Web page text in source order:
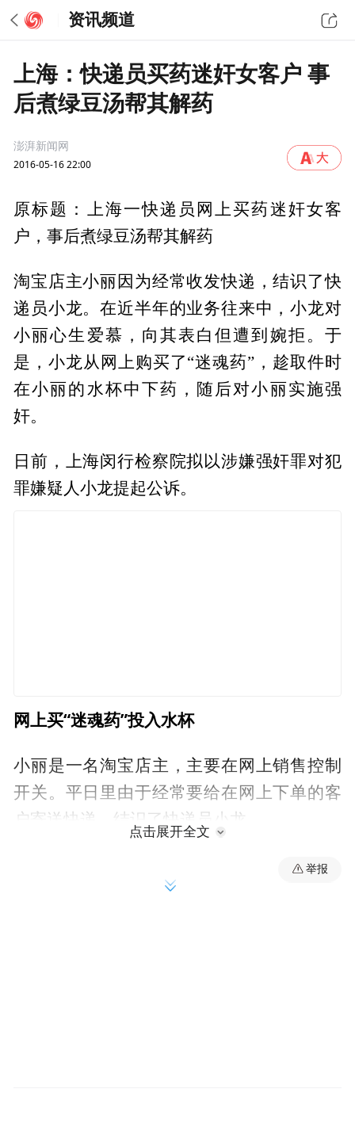
资讯频道
上海：快递员买药迷奸女客户 事
后煮绿豆汤帮其解药
澎湃新闻网
2016-05-16 22:00
原标题：上海一快递员网上买药迷奸女客
户，事后煮绿豆汤帮其解药
淘宝店主小丽因为经常收发快递，结识了快
递员小龙。在近半年的业务往来中，小龙对
小丽心生爱慕，向其表白但遭到婉拒。于
是，小龙从网上购买了“迷魂药”，趁取件时
在小丽的水杯中下药，随后对小丽实施强
奸。
日前，上海闵行检察院拟以涉嫌强奸罪对犯
罪嫌疑人小龙提起公诉。
网上买“迷魂药”投入水杯
小丽是一名淘宝店主，主要在网上销售控制
开关。平日里由于经常要给在网上下单的客
户寄送快递，结识了快递员小龙。
在半年的业务往来中，小龙经常上小丽家取
件，看到小丽漂亮单身，不由暗生情愫。尽
点击展开全文
举报